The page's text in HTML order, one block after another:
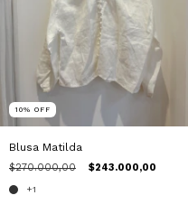
10% OFF
Blusa Matilda
$270.000,00 $243.000,00
+1